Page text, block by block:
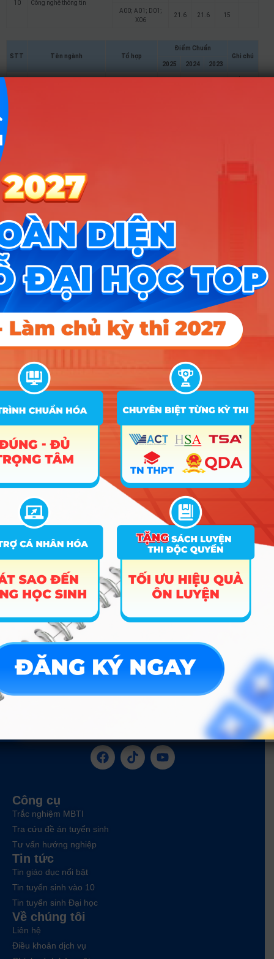
10 Công nghệ thông tin
A00; A01; D01;
X06
21.6 21.6 15
STT Tên ngành Tổ hợp
Điểm Chuẩn
Ghi chú
2025
2024 2023
3 Sư phạm Tin học
Điểm đã
X06
4 Sư phạm Ngữ văn
C00; D01; X70;
X74
28.52
C00; D01; X70;
X74
28.52
quy đổi
Sư phạm Tiếng Anh
A01; D01; D12;
D14
27.2 28.92
Điểm đã
quy đổi
29.58
quy đổi
6 Ngôn ngữ Anh
A01; D01; D12;
D14
25 28.94 28.32
Điểm đã
quy đổi
28.94
D14
23.78 28.69
quy đổi
A01; D01; D04;
23.78 28.69 27.57
Điểm đã
8 Tâm lý học giáo dục
X70
26.68 28.1
quy đổi
B03; C00; D01;
X70
28.1
Điểm đã
quy đổi
Việt Nam học
C00; D01; X70;
Điểm đã
C00; D01; X70;
26.3 27.15
10 Công nghệ thông tin
A00; A01; D01;
21.6 27.39 26.42
quy đổi
A00; A01; D01;
21.6 27.39 26.42
Điểm đã
HOCMAI
Công cụ
Trắc nghiệm MBTI
Tra cứu đề án tuyển sinh
Tư vấn hướng nghiệp
Tin tức
Tin giáo dục nổi bật
Tin tuyển sinh vào 10
Tin tuyển sinh Đại học
Về chúng tôi
Liên hệ
Điều khoản dịch vụ